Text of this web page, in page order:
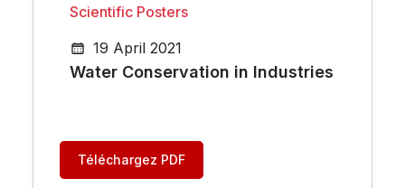
Scientific Posters
19 April 2021
Water Conservation in Industries
Téléchargez PDF